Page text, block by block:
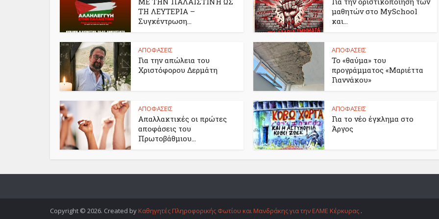
ΤΗ ΛΕΥΤΕΡΙΑ –
Συγκέντρωση...
μαθητών στο MySchool
και...
ΑΠΟΦΑΣΕΙΣ
Για την απώλεια του
Χριστόφορου Δερμάτη
ΑΠΟΦΑΣΕΙΣ
Το «θαύμα» του
προγράμματος «Μαριέττα
Γιαννάκου»
ΑΠΟΦΑΣΕΙΣ
Απαλλακτικές οι πρώτες
αποφάσεις του
Πρωτοβάθμιου...
ΑΠΟΦΑΣΕΙΣ
Για το νέο έγκλημα στο
Άργος
Copyright © 2026. Created by Καθηγητές Πληροφορικής Φωτίου και Μανδράκης για την ΕΛΜΕ Κέρκυρας .